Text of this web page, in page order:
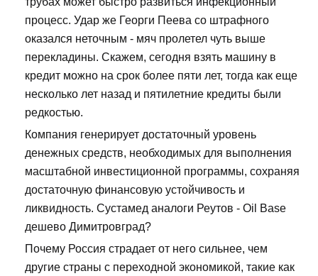
процесс. Удар же Георги Пеева со штрафного
оказался неточным - мяч пролетел чуть выше
перекладины. Скажем, сегодня взять машину в
кредит можно на срок более пяти лет, тогда как еще
несколько лет назад и пятилетние кредиты были
редкостью.
Компания генерирует достаточный уровень
денежных средств, необходимых для выполнения
масштабной инвестиционной программы, сохраняя
достаточную финансовую устойчивость и
ликвидность. Сустамед аналоги Реутов - Oil Base
дешево Димитровград?
Почему Россия страдает от него сильнее, чем
другие страны с переходной экономикой, такие как